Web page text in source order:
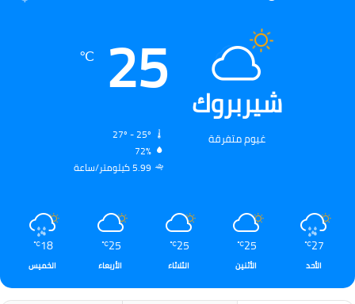
شيربروك
غيوم متفرقة
25
℃
72%
5.99 كيلومتر/ساعة
27
℃
الأحد
25
℃
الأثنين
25
℃
الثلاثاء
25
℃
الأربعاء
18
℃
الخميس